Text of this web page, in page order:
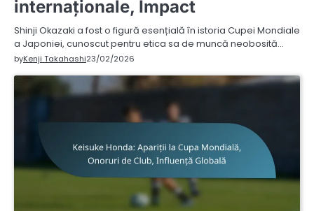
internaționale, Impact
Shinji Okazaki a fost o figură esențială în istoria Cupei Mondiale
a Japoniei, cunoscut pentru etica sa de muncă neobosită…
byKenji Takahashi23/02/2026